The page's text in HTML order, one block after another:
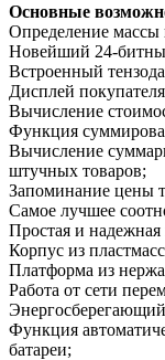
Основные
Определение массы
Новейший 24-
Встроенный
Дисплей
Вычисление
Функция
Вычисление
штучных товаров;
Запоминание цены
Самое лучшее
Простая и надежная
Корпус из
Платформа из
Работа от сети
Функция
батареи;